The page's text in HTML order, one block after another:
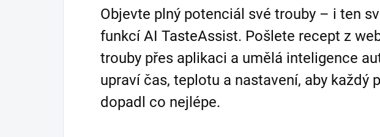
Objevte plný potenciál své trouby – i ten
funkcí AI TasteAssist. Pošlete recept z
trouby přes aplikaci a umělá inteligence
upraví čas, teplotu a nastavení, aby každý
dopadl co nejlépe.